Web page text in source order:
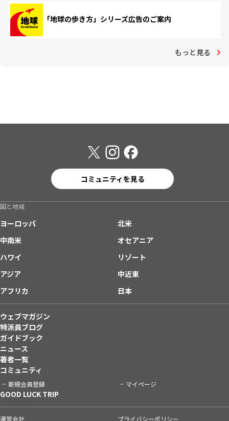
「地球の歩き方」シリーズ広告のご案内
もっと見る
コミュニティを見る
国と地域
ヨーロッパ
北米
中南米
オセアニア
ハワイ
リゾート
アジア
中近東
アフリカ
日本
ウェブマガジン
特派員ブログ
ガイドブック
ニュース
著者一覧
コミュニティ
新規会員登録 マイページ
GOOD LUCK TRIP
運営会社 プライバシーポリシー